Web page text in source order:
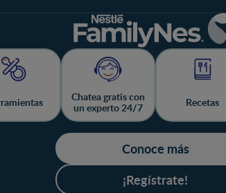
Chatea gratis con
un experto 24/7
Recetas
Conoce más
¡Regístrate!